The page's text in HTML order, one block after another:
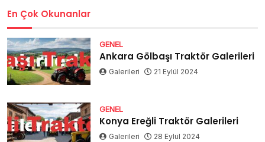
En Çok Okunanlar
GENEL
Ankara Gölbaşı Traktör Galerileri
Galerileri 21 Eylül 2024
GENEL
Konya Ereğli Traktör Galerileri
Galerileri 28 Eylül 2024